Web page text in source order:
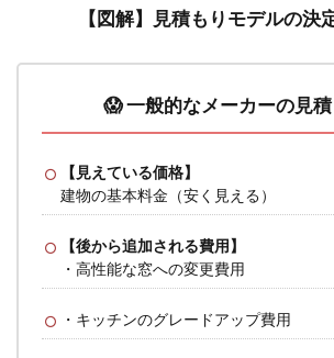
【図解】見積もりモデルの決
😱 一般的なメーカーの見積
【見えている価格】
建物の基本料金（安く見える）
【後から追加される費用】
・高性能な窓への変更費用
・キッチンのグレードアップ費用